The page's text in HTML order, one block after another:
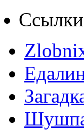
Ссылки